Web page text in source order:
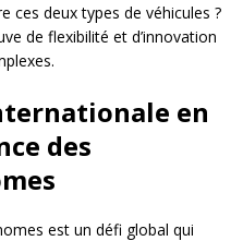
ces deux types de véhicules ?
de flexibilité et d’innovation
en
des
est un défi global qui